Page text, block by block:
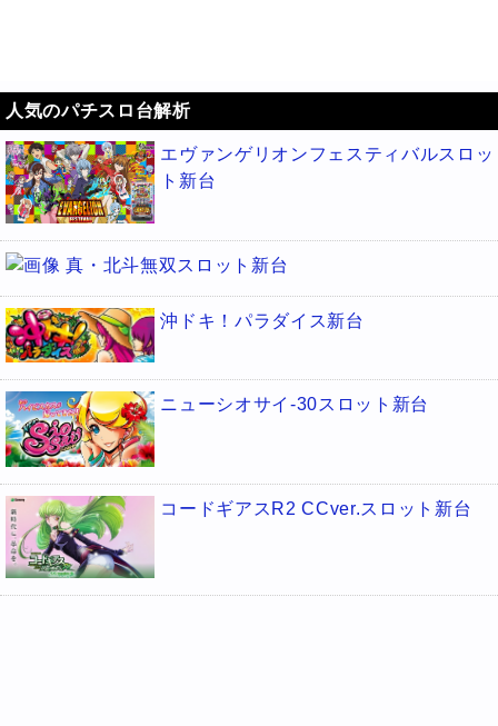
人気のパチスロ台解析
エヴァンゲリオンフェスティバルスロッ
ト新台
真・北斗無双スロット新台
沖ドキ！パラダイス新台
ニューシオサイ-30スロット新台
コードギアスR2 CCver.スロット新台